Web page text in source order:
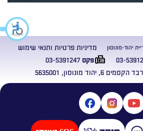
6, יהוד מונוסון, 5635001
03- פקס03-5391247
יהוד-מונוסון מדיניות פרטיות ותנאי שימוש